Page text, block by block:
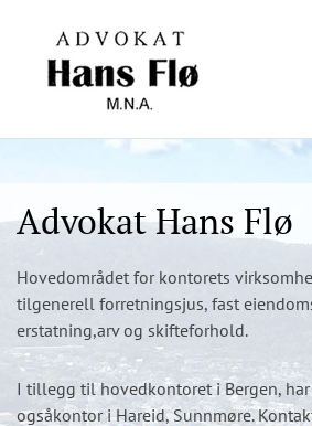
Advokat Hans Flø
Hovedområdet for kontorets
tilgenerell forretningsjus, fast
erstatning,arv og skifteforhold.
I tillegg til hovedkontoret i Bergen,
ogsåkontor i Hareid, Sunnmøre.